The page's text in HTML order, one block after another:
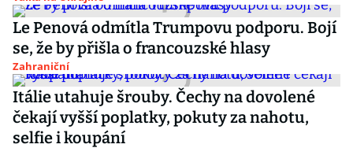
Le Penová odmítla Trumpovu podporu. Bojí
se, že by přišla o francouzské hlasy
Zahraniční
Itálie utahuje šrouby. Čechy na dovolené
čekají vyšší poplatky, pokuty za nahotu,
selfie i koupání